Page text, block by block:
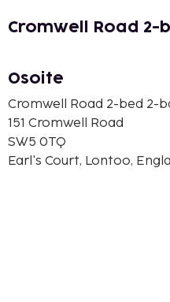
Cromwell Road
Osoite
Cromwell Road 2-bed 2-
151 Cromwell Road
SW5 0TQ
Earl's Court, Lontoo,